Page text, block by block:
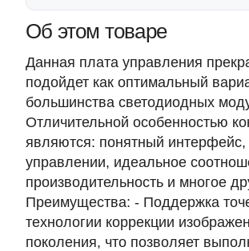
Об этом товаре
Данная плата управления
подойдет как оптимальный
большинства светодиодных
Отличительной особенностью
являются: понятный интерфейс,
управлении, идеальное
производительность и многое
Преимущества: - Поддержка
технологии коррекции
поколения, что позволяет